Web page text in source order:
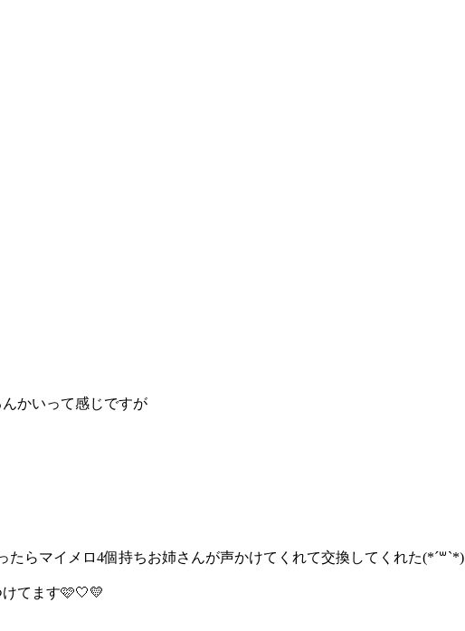
かいって感じですが
らマイメロ4個持ちお姉さんが声かけてくれて交換してくれた(*´꒳`*)
てます🩷🤍💛